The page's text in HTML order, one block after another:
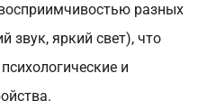
разных
звук, яркий свет), что
и